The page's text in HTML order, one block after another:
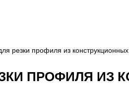
резки профиля из
ПРОФИЛЯ ИЗ